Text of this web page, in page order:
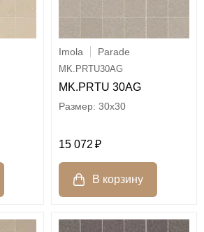
Imola Parade
MK.PRTU30AG
MK.PRTU 30AG
30x30
15 072